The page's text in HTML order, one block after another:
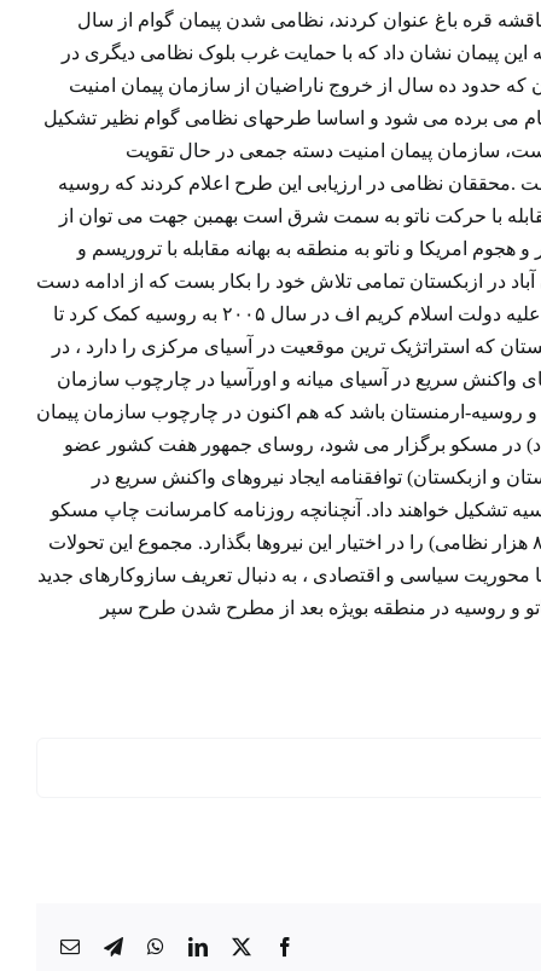
قره باغ عنوان کردند، نظامی شدن پیمان گوام از سال
این پیمان نشان داد که با حمایت غرب بلوک نظامی دیگری در
حدود ده سال از خروج ناراضیان از سازمان پیمان امنیت
می برده می شود و اساسا طرحهای نظامی گوام نظیر تشکیل
سازمان پیمان امنیت دسته جمعی در حال تقویت
نظامی در ارزیابی این طرح اعلام کردند که روسیه
با حرکت ناتو به سمت شرق است بهمبن جهت می توان از
امریکا و ناتو به منطقه به بهانه مقابله با تروریسم و
در ازبکستان تمامی تلاش خود را بکار بست که از ادامه دست
اندازی غرب به حیاط خلوت خود جلوگیری کند. حوادث اندیجان ازبکستان و تحرکات غرب علیه دولت اسلام کریم اف در سال ۲۰۰۵ به روسیه کمک کرد تا
که استراتژیک ترین موقعیت در آسیای مرکزی را دارد ، در
واکنش سریع در آسیای میانه و اورآسیا در چارچوب سازمان
روسیه-ارمنستان باشد که هم اکنون در چارچوب سازمان پیمان
وجود دارند. در اجلاس شورای پیمان امنیت جمعی که روز ۱۴ ژوئن(۲۴ خرداد) در مسکو برگزار می شود، روسای جمهور هفت کشور عضو
و ازبکستان) توافقنامه ایجاد نیروهای واکنش سریع در
تشکیل خواهند داد. آنچنانچه روزنامه کامرسانت چاپ مسکو
اخبرا نوشته است مسکو آماده است که لشکر هوابرد چترباز و تیپ هوابرد تهاجمی (حدود ۸ هزار نظامی) را در اختیار این نیروها بگذارد. مجموع این تحولات
سیاسی و اقتصادی ، به دنبال تعریف سازوکارهای جدید
و روسیه در منطقه بویژه بعد از مطرح شدن طرح سپر
Facebook
X
LinkedIn
WhatsApp
Telegramایمیل